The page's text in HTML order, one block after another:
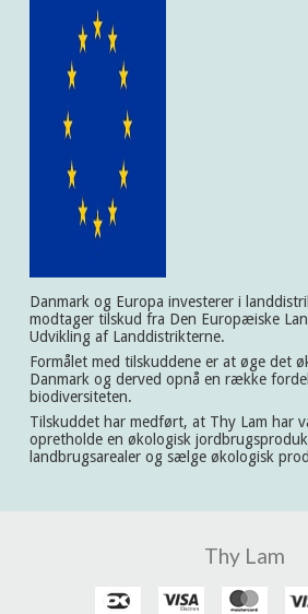
Danmark og Europa investerer i
modtager tilskud fra Den Europæiske
Udvikling af Landdistrikterne.
Formålet med tilskuddene er at øge det
Danmark og derved opnå en række
biodiversiteten.
Tilskuddet har medført, at Thy Lam har
opretholde en økologisk
landbrugsarealer og sælge økologisk
Thy Lam